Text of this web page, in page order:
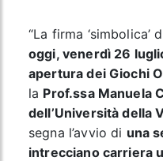
“La firma ‘simbolica’
oggi, venerdì 26
apertura dei Giochi
la Prof.ssa Manuela
dell’Università della
segna l’avvio di una
intrecciano carriera